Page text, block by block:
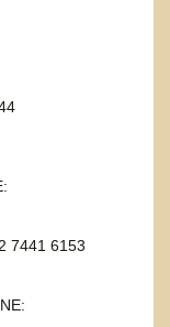
7441 6153